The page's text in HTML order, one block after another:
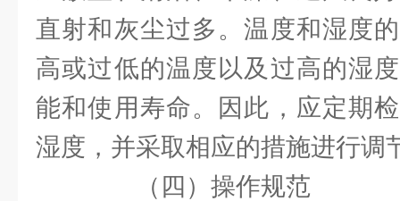
直射和灰尘过多。温度和湿度
高或过低的温度以及过高的湿
能和使用寿命。因此，应定期
湿度，并采取相应的措施进行调
（四）操作规范